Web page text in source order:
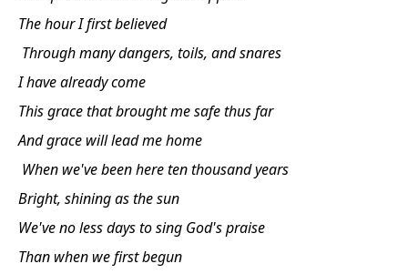
The hour I first believed
Through many dangers, toils, and snares
I have already come
This grace that brought me safe thus far
And grace will lead me home
When we've been here ten thousand years
Bright, shining as the sun
We've no less days to sing God's praise
Than when we first begun